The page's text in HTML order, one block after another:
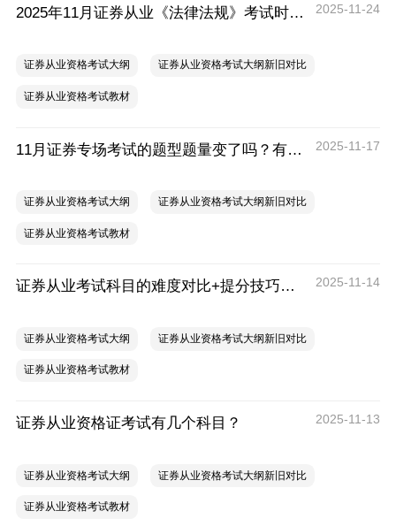
2025年11月证券从业《法律法规》考试时间多久？ 2025-11-24
证券从业资格考试大纲 证券从业资格考试大纲新旧对比
证券从业资格考试教材
11月证券专场考试的题型题量变了吗？有哪些科目可以考？ 2025-11-17
证券从业资格考试大纲 证券从业资格考试大纲新旧对比
证券从业资格考试教材
证券从业考试科目的难度对比+提分技巧，告别盲目复习 2025-11-14
证券从业资格考试大纲 证券从业资格考试大纲新旧对比
证券从业资格考试教材
证券从业资格证考试有几个科目？ 2025-11-13
证券从业资格考试大纲 证券从业资格考试大纲新旧对比
证券从业资格考试教材